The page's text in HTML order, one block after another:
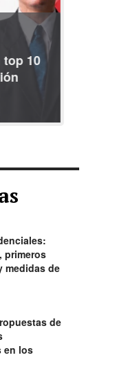
10
primeros
medidas de
de
en los